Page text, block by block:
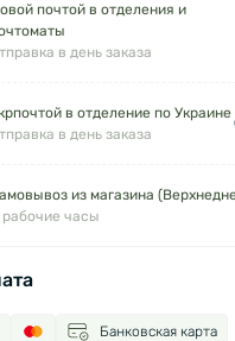
почтой в отделения и
в день заказа
в отделение по Украине
в день заказа
из магазина
рабочие часы
Банковская карта